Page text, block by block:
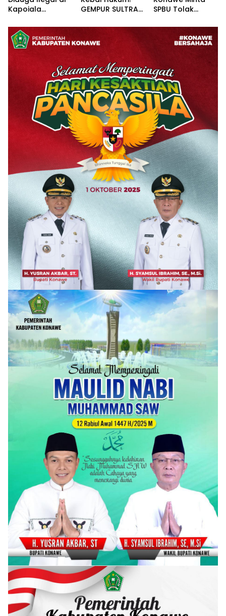
Secara Terbuka
Kapoiala
Dilaporkan ke
Lembaga Hukum
GEMPUR SULTRA
Fajar S Tanawali
dan PT
Tadisangka, Siap
Kuasai Lahan
Puuwatu
SPBU Tolak
Tangki
Modifikasi: Kami
Tak Segan
Tindak Tegas!